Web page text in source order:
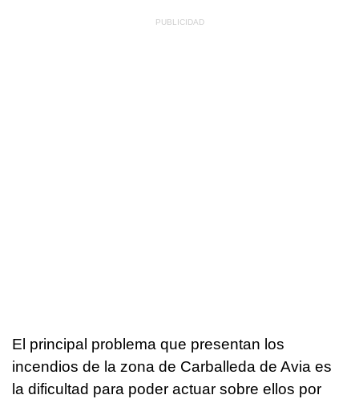
El principal problema que presentan los
incendios de la zona de Carballeda de Avia es
la dificultad para poder actuar sobre ellos por